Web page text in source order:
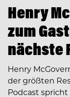
Henry
zum
nächste
Henry
der größten
Podcast